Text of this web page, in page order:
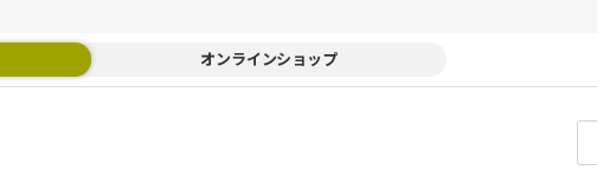
オンラインショップ